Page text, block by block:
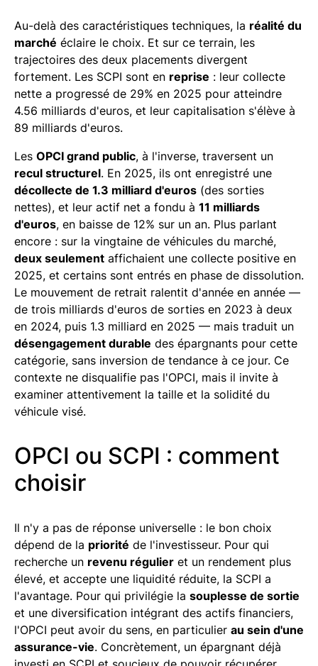
Au-delà des caractéristiques techniques, la réalité du
marché éclaire le choix. Et sur ce terrain, les
trajectoires des deux placements divergent
fortement. Les SCPI sont en reprise : leur collecte
nette a progressé de 29% en 2025 pour atteindre
4.56 milliards d'euros, et leur capitalisation s'élève à
89 milliards d'euros.
Les OPCI grand public, à l'inverse, traversent un
recul structurel. En 2025, ils ont enregistré une
décollecte de 1.3 milliard d'euros (des sorties
nettes), et leur actif net a fondu à 11 milliards
d'euros, en baisse de 12% sur un an. Plus parlant
encore : sur la vingtaine de véhicules du marché,
deux seulement affichaient une collecte positive en
2025, et certains sont entrés en phase de dissolution.
Le mouvement de retrait ralentit d'année en année —
de trois milliards d'euros de sorties en 2023 à deux
en 2024, puis 1.3 milliard en 2025 — mais traduit un
désengagement durable des épargnants pour cette
catégorie, sans inversion de tendance à ce jour. Ce
contexte ne disqualifie pas l'OPCI, mais il invite à
examiner attentivement la taille et la solidité du
véhicule visé.
OPCI ou SCPI : comment
choisir
Il n'y a pas de réponse universelle : le bon choix
dépend de la priorité de l'investisseur. Pour qui
recherche un revenu régulier et un rendement plus
élevé, et accepte une liquidité réduite, la SCPI a
l'avantage. Pour qui privilégie la souplesse de sortie
et une diversification intégrant des actifs financiers,
l'OPCI peut avoir du sens, en particulier au sein d'une
assurance-vie. Concrètement, un épargnant déjà